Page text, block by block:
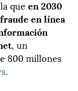
que en 2030
en línea
, un
800 millones
.